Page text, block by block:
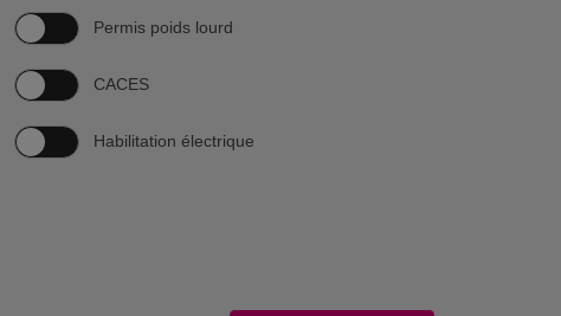
Permis poids lourd
CACES
Habilitation électrique